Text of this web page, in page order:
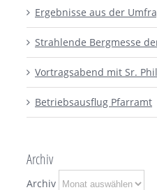
Ergebnisse aus der
Strahlende Bergmesse
Vortragsabend mit Sr.
Betriebsausflug Pfarramt
Archiv
Archiv